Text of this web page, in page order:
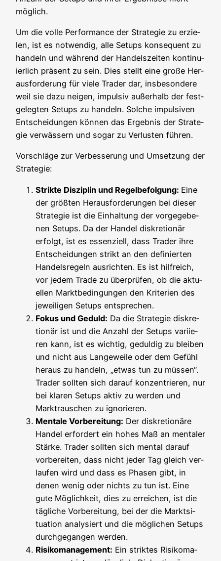
möglich.
Um die vol­le Per­for­mance der Stra­te­gie zu erzie­
len, ist es not­wen­dig, alle Set­ups kon­se­quent zu
han­deln und wäh­rend der Han­dels­zei­ten kon­ti­nu­
ier­lich prä­sent zu sein. Dies stellt eine gro­ße Her­
aus­for­de­rung für vie­le Trader dar, ins­be­son­de­re
weil sie dazu nei­gen, impul­siv außer­halb der fest­
ge­leg­ten Set­ups zu han­deln. Sol­che impul­si­ven
Ent­schei­dun­gen kön­nen das Ergeb­nis der Stra­te­
gie ver­wäs­sern und sogar zu Ver­lus­ten führen.
Vor­schlä­ge zur Ver­bes­se­rung und Umset­zung der
Strategie:
Strik­te Dis­zi­plin und Regel­be­fol­gung: Eine
der größ­ten Her­aus­for­de­run­gen bei die­ser
Stra­te­gie ist die Ein­hal­tung der vor­ge­ge­be­
nen Set­ups. Da der Han­del dis­kre­tio­när
erfolgt, ist es essen­zi­ell, dass Trader ihre
Ent­schei­dun­gen strikt an den defi­nier­ten
Han­dels­re­geln aus­rich­ten. Es ist hilf­reich,
vor jedem Trade zu über­prü­fen, ob die aktu­
el­len Markt­be­din­gun­gen den Kri­te­ri­en des
jewei­li­gen Set­ups entsprechen.
Fokus und Geduld: Da die Stra­te­gie dis­kre­
tio­när ist und die Anzahl der Set­ups vari­ie­
ren kann, ist es wich­tig, gedul­dig zu blei­ben
und nicht aus Lan­ge­wei­le oder dem Gefühl
her­aus zu han­deln, „etwas tun zu müs­sen“.
Trader soll­ten sich dar­auf kon­zen­trie­ren, nur
bei kla­ren Set­ups aktiv zu wer­den und
Markt­rau­schen zu ignorieren.
Men­ta­le Vor­be­rei­tung: Der dis­kre­tio­nä­re
Han­del erfor­dert ein hohes Maß an men­ta­ler
Stär­ke. Trader soll­ten sich men­tal dar­auf
vor­be­rei­ten, dass nicht jeder Tag gleich ver­
lau­fen wird und dass es Pha­sen gibt, in
denen wenig oder nichts zu tun ist. Eine
gute Mög­lich­keit, dies zu errei­chen, ist die
täg­li­che Vor­be­rei­tung, bei der die Markt­si­
tua­ti­on ana­ly­siert und die mög­li­chen Set­ups
durch­ge­gan­gen werden.
Risi­ko­ma­nage­ment: Ein strik­tes Risi­ko­ma­